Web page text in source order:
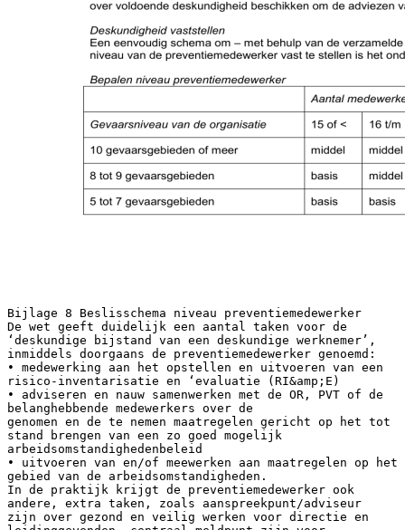
Bijlage 8 Beslisschema niveau preventiemedewerker
De wet geeft duidelijk een aantal taken voor de
‘deskundige bijstand van een deskundige werknemer’,
inmiddels doorgaans de preventiemedewerker genoemd:
• medewerking aan het opstellen en uitvoeren van een
risico-inventarisatie en ‘evaluatie (RI&amp;E)
• adviseren en nauw samenwerken met de OR, PVT of de
belanghebbende medewerkers over de
genomen en de te nemen maatregelen gericht op het tot
stand brengen van een zo goed mogelijk
arbeidsomstandighedenbeleid
• uitvoeren van en/of meewerken aan maatregelen op het
gebied van de arbeidsomstandigheden.
In de praktijk krijgt de preventiemedewerker ook
andere, extra taken, zoals aanspreekpunt/adviseur
zijn over gezond en veilig werken voor directie en